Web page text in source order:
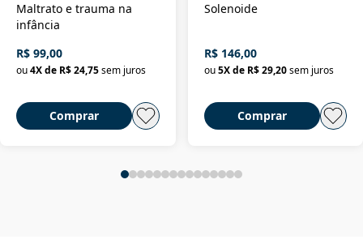
Maltrato e trauma na
infância
R$ 99,00
ou4X de R$ 24,75sem juros
Comprar
Solenoide
R$ 146,00
ou 5X de R$ 29,20 sem juros
Comprar